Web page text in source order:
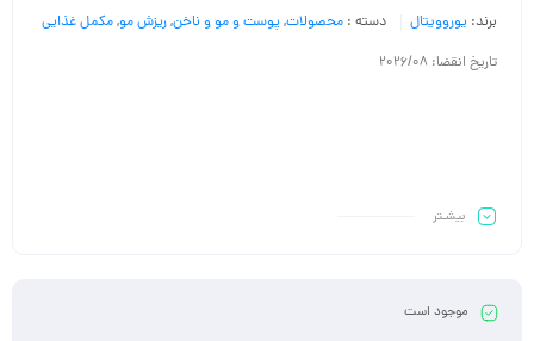
برند: یوروویتال دسته : محصولات, پوست و مو و ناخن,ریزش مو,مکمل غذایی
تاریخ انقضا: 2026/08
بیشـتر
موجود است